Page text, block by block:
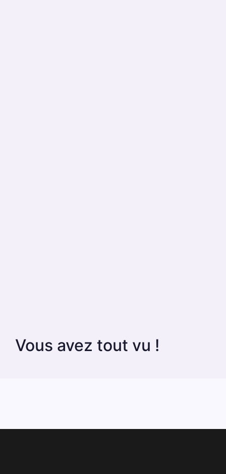
Vous avez tout vu !